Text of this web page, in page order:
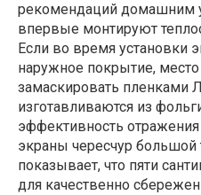
рекомендаций домашним
впервые монтируют
Если во время установки
наружное покрытие,
замаскировать
изготавливаются из
эффективность отражения
экраны чересчур
показывает, что пяти
для качественно